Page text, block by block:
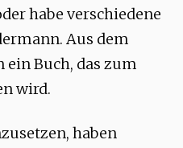
habe verschiedene
Aus dem
ein Buch, das zum
wird.
haben